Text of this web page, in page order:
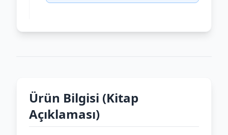
Ürün Bilgisi (Kitap
Açıklaması)